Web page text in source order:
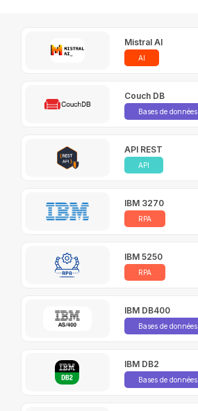
Mistral AI
AI
Couch DB
Bases de données
API REST
API
IBM 3270
RPA
IBM 5250
RPA
IBM DB400
Bases de données
IBM DB2
Bases de données